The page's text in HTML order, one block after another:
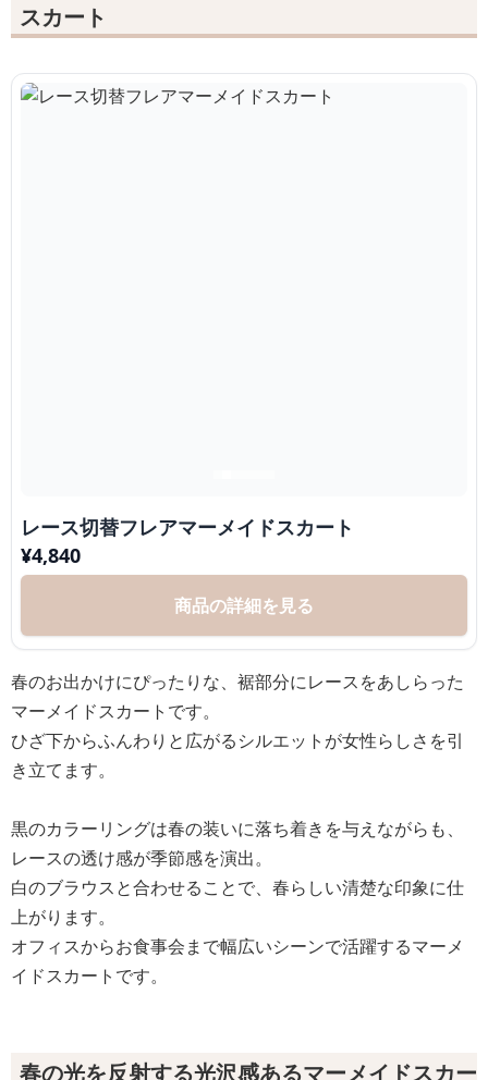
スカート
レース切替フレアマーメイドスカート
¥4,840
商品の詳細を見る
春のお出かけにぴったりな、裾部分にレースをあしらった
マーメイドスカートです。
ひざ下からふんわりと広がるシルエットが女性らしさを引
き立てます。
黒のカラーリングは春の装いに落ち着きを与えながらも、
レースの透け感が季節感を演出。
白のブラウスと合わせることで、春らしい清楚な印象に仕
上がります。
オフィスからお食事会まで幅広いシーンで活躍するマーメ
イドスカートです。
春の光を反射する光沢感あるマーメイドスカー